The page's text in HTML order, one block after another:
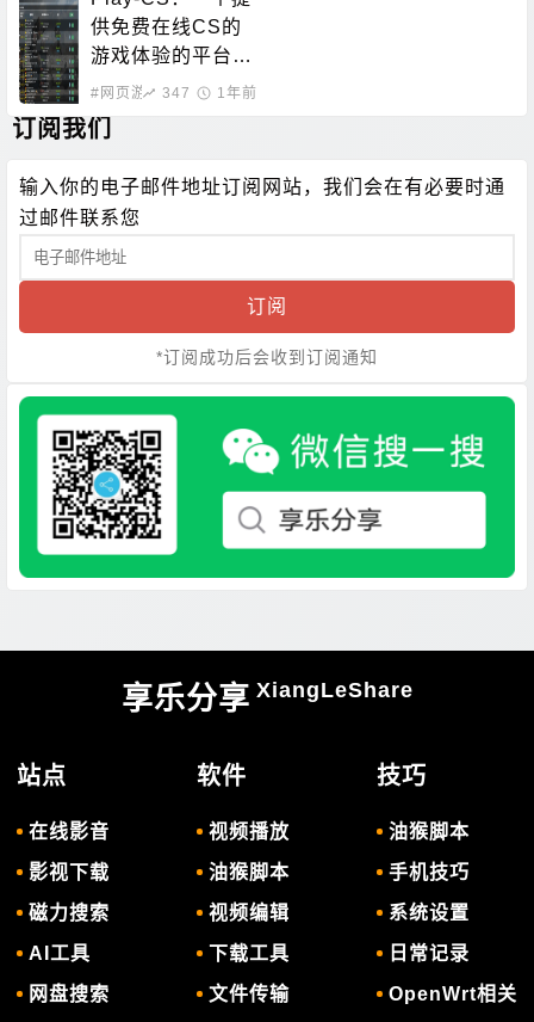
供免费在线CS的
游戏体验的平台，
无需下载即可畅玩
#网页游戏 347 1年前
订阅我们
输入你的电子邮件地址订阅网站，我们会在有必要时通
过邮件联系您
订阅
*订阅成功后会收到订阅通知
享乐分享 XiangLeShare
站点
在线影音
影视下载
磁力搜索
AI工具
网盘搜索
软件
视频播放
油猴脚本
视频编辑
下载工具
文件传输
技巧
油猴脚本
手机技巧
系统设置
日常记录
OpenWrt相关